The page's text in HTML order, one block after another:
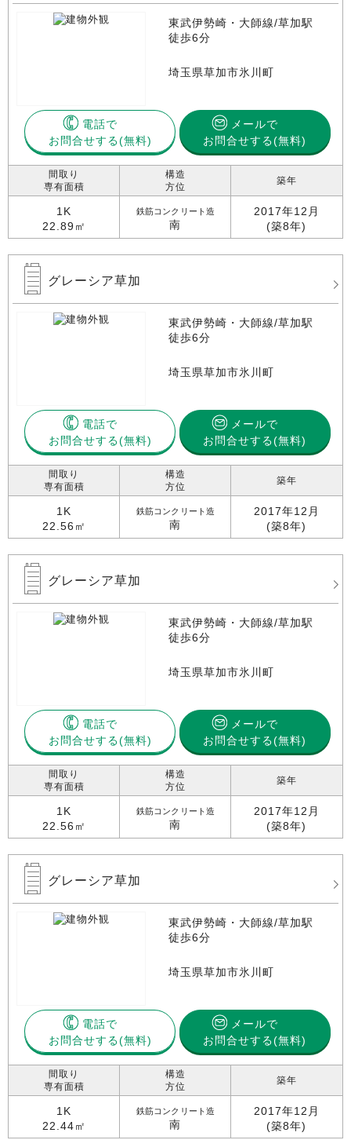
東武伊勢崎・大師線/草加駅
徒歩6分
埼玉県草加市氷川町
電話で
お問合せする
メールで
お問合せする(無料)
間取り
専有面積
1K
22.89㎡
構造
方位
鉄筋コンクリート造
南
築年
2017年12月
(築8年)
グレーシア草加
東武伊勢崎・大師線/草加駅
徒歩6分
埼玉県草加市氷川町
電話で
お問合せする
メールで
お問合せする(無料)
間取り
専有面積
1K
22.56㎡
構造
方位
鉄筋コンクリート造
南
築年
2017年12月
(築8年)
グレーシア草加
東武伊勢崎・大師線/草加駅
徒歩6分
埼玉県草加市氷川町
電話で
お問合せする
メールで
お問合せする(無料)
間取り
専有面積
1K
22.56㎡
構造
方位
鉄筋コンクリート造
南
築年
2017年12月
(築8年)
グレーシア草加
東武伊勢崎・大師線/草加駅
徒歩6分
埼玉県草加市氷川町
電話で
お問合せする
メールで
お問合せする(無料)
間取り
専有面積
1K
22.44㎡
構造
方位
鉄筋コンクリート造
南
築年
2017年12月
(築8年)